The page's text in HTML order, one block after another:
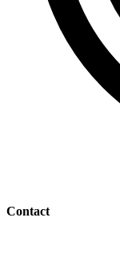
Contact